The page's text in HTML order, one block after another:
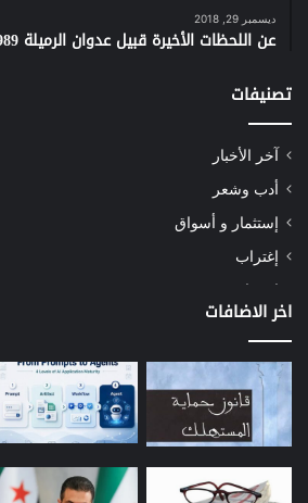
ديسمبر 29, 2018
عن اللحظات الأخيرة قبيل عدوان الرميلة 1989
تصنيفات
آخر الأخبار
أدب وشعر
إستثمار و أسواق
إغتراب
إقتصاد
إعمار
بيئة
دراسة
مصارف
اخر الاضافات